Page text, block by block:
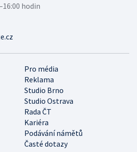
Pro média
Reklama
Studio Brno
Studio Ostrava
Rada ČT
Kariéra
Podávání námětů
Časté dotazy
hodin